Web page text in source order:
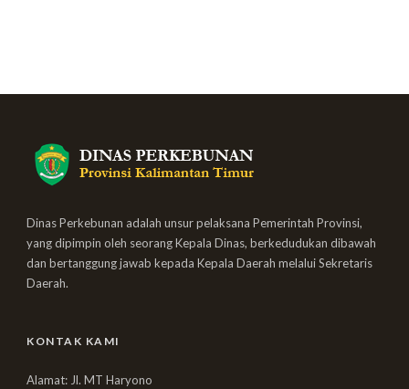
Dinas Perkebunan adalah unsur pelaksana Pemerintah Provinsi,
yang dipimpin oleh seorang Kepala Dinas, berkedudukan dibawah
dan bertanggung jawab kepada Kepala Daerah melalui Sekretaris
Daerah.
KONTAK KAMI
Alamat: Jl. MT Haryono